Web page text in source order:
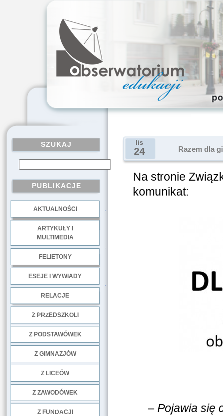
SZUKAJ
PUBLIKACJE
AKTUALNOŚCI
ARTYKUŁY I
MULTIMEDIA
FELIETONY
ESEJE I WYWIADY
RELACJE
Z PRZEDSZKOLI
Z PODSTAWÓWEK
Z GIMNAZJÓW
Z LICEÓW
Z ZAWODÓWEK
Z FUNDACJI
lis
24 Razem dla
Na stronie
komunikat:
–Pojawia się